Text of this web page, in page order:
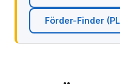
Förder-Finder